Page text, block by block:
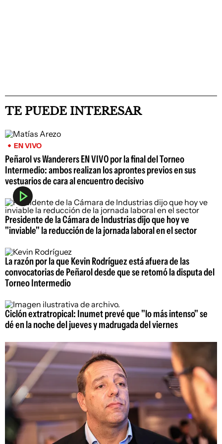
TE PUEDE INTERESAR
EN VIVO
Peñarol vs Wanderers EN VIVO por la final del Torneo
Intermedio: ambos realizan los aprontes previos en sus
vestuarios de cara al encuentro decisivo
Presidente de la Cámara de Industrias dijo que hoy ve
"inviable" la reducción de la jornada laboral en el sector
La razón por la que Kevin Rodríguez está afuera de las
convocatorias de Peñarol desde que se retomó la disputa del
Torneo Intermedio
Ciclón extratropical: Inumet prevé que "lo más intenso" se
dé en la noche del jueves y madrugada del viernes